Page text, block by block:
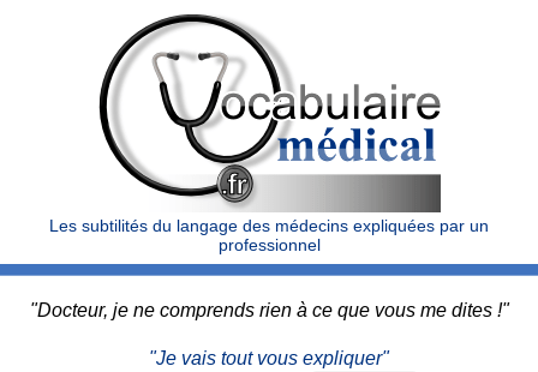
Les subtilités du langage des médecins expliquées par un
professionnel
"Docteur, je ne comprends rien à ce que vous me dites !"
"Je vais tout vous expliquer"